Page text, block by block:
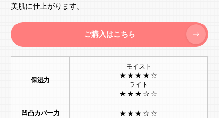
美肌に仕上がります。
ご購入はこちら
保湿力
モイスト
★★★★☆
ライト
★★★☆☆
凹凸カバー力 ★★★☆☆